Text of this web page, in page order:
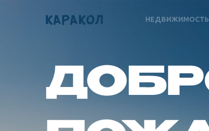
НЕДВИЖИМОСТЬ